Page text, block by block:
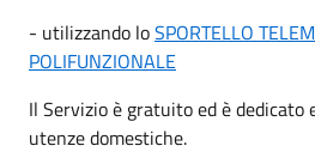
- utilizzando loSPORTELLO
POLIFUNZIONALE
Il Servizio è gratuito ed è dedicato
utenze domestiche.